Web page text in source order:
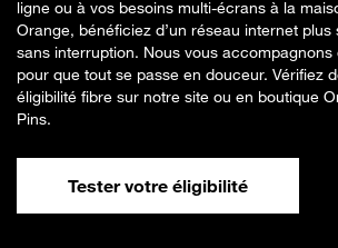
ligne ou à vos besoins multi-écrans à la
Orange, bénéficiez d’un réseau internet plus
sans interruption. Nous vous
pour que tout se passe en douceur. Vérifiez
éligibilité fibre sur notre site ou en boutique
Pins.
Tester votre éligibilité